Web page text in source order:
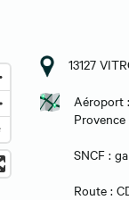
13127
Aéroport
Provence
SNCF :
Route :